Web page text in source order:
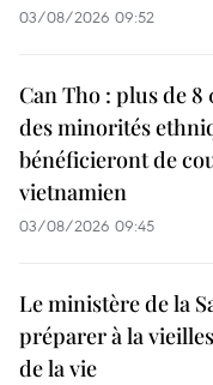
03/08/2026 09:52
Can Tho : plus de
des minorités
bénéficieront de
vietnamien
03/08/2026 09:45
Le ministère de la
préparer à la
de la vie